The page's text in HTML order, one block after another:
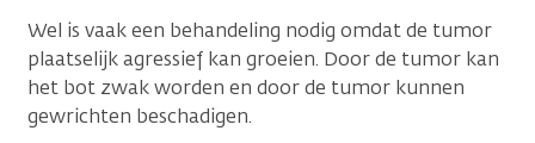
Wel is vaak een behandeling nodig omdat de tumor
plaatselijk agressief kan groeien. Door de tumor kan
het bot zwak worden en door de tumor kunnen
gewrichten beschadigen.